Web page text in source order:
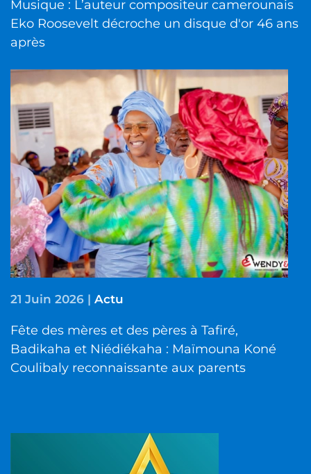
Musique : L’auteur compositeur camerounais
Eko Roosevelt décroche un disque d'or 46 ans
après
21 Juin 2026 | Actu
Fête des mères et des pères à Tafiré,
Badikaha et Niédiékaha : Maïmouna Koné
Coulibaly reconnaissante aux parents